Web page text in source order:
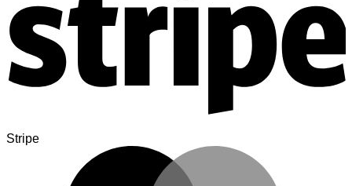
Stripe